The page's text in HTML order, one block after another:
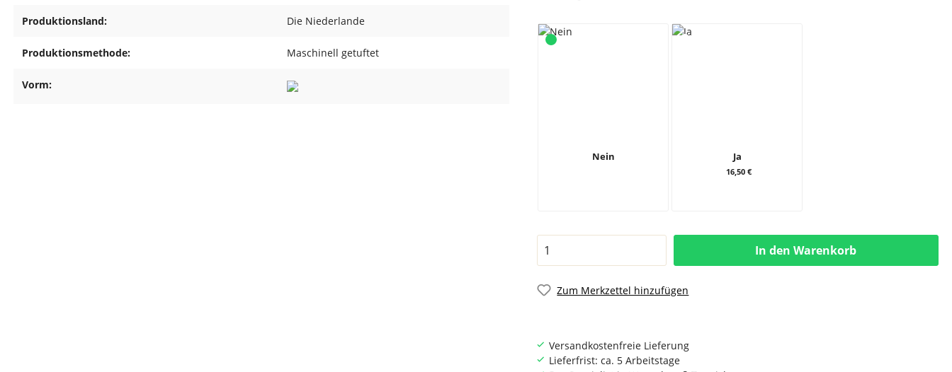
Nein Ja
16,50 €
In den Warenkorb
Zum Merkzettel hinzufügen
Versandkostenfreie Lieferung
Lieferfrist: ca. 5 Arbeitstage
Produktionsland: Die Niederlande
Produktionsmethode: Maschinell getuftet
Vorm: